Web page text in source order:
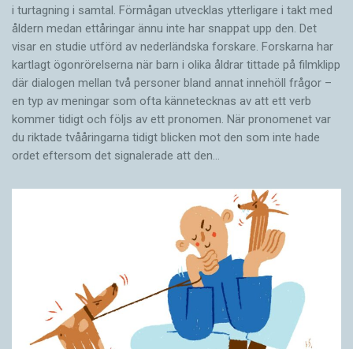
i turtagning i samtal. Förmågan utvecklas ytterligare i takt med
åldern medan ettåringar ännu inte har snappat upp den. Det
visar en studie utförd av nederländska forskare. Forskarna har
kartlagt ögonrörelserna när barn i olika åldrar tittade på filmklipp
där dialogen mellan två personer bland annat innehöll frågor –
en typ av meningar som ofta kännetecknas av att ett verb
kommer tidigt och följs av ett pronomen. När pronomenet var
du riktade tvååringarna tidigt blicken mot den som inte hade
ordet eftersom det ­signalerade att den…